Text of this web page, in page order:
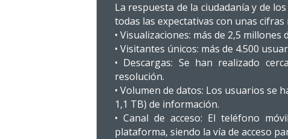
La respuesta de la ciudadanía y de
todas las expectativas con unas
• Visualizaciones: más de 2,5 millones
• Visitantes únicos: más de 4.500
• Descargas: Se han realizado
resolución.
• Volumen de datos: Los usuarios se
1,1 TB) de información.
• Canal de acceso: El teléfono
plataforma, siendo la vía de acceso